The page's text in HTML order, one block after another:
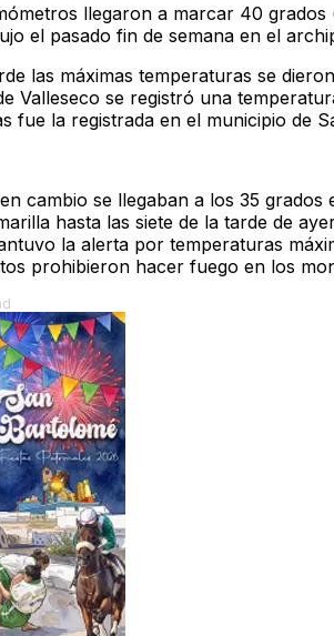
llegaron a marcar 40
el pasado fin de semana en el
las máximas temperaturas se
Valleseco se registró una
fue la registrada en el municipio de
cambio se llegaban a los 35
hasta las siete de la tarde de
la alerta por temperaturas
prohibieron hacer fuego en los